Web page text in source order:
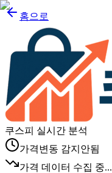
홈으로
쿠스피 실시간 분석
가격변동 감지안됨
가격 데이터 수집 중...